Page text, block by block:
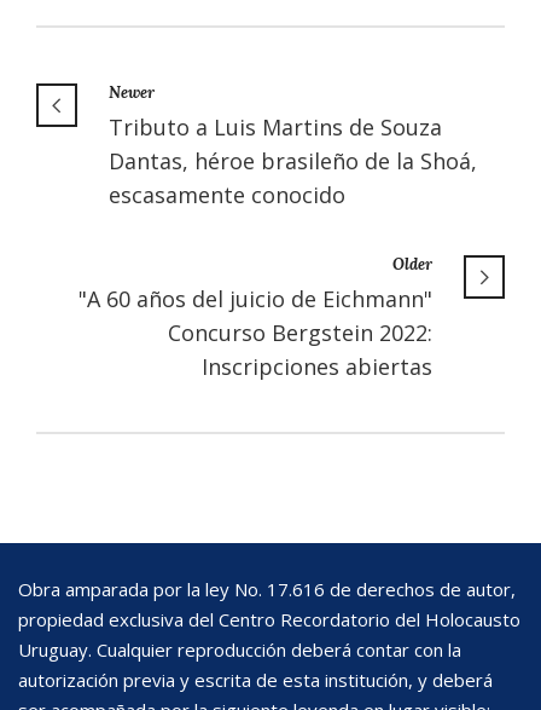
Newer
Tributo a Luis Martins de Souza
Dantas, héroe brasileño de la Shoá,
escasamente conocido
Older
"A 60 años del juicio de Eichmann"
Concurso Bergstein 2022:
Inscripciones abiertas
Obra amparada por la ley No. 17.616 de derechos de autor,
propiedad exclusiva del Centro Recordatorio del Holocausto
Uruguay. Cualquier reproducción deberá contar con la
autorización previa y escrita de esta institución, y deberá